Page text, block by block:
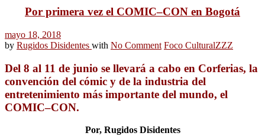
Por primera vez el COMIC–CON en Bogotá
mayo 18, 2018
by Rugidos Disidentes with No Comment Foco CulturalZZZ
Del 8 al 11 de junio se llevará a cabo en Corferias, la
convención del cómic y de la industria del
entretenimiento más importante del mundo, el
COMIC–CON.
Por, Rugidos Disidentes